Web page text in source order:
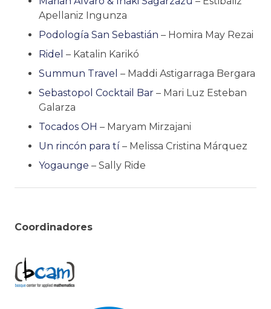
Apellaniz Ingunza
Podología San Sebastián – Homira May Rezai
Ridel – Katalin Karikó
Summun Travel – Maddi Astigarraga Bergara
Sebastopol Cocktail Bar – Mari Luz Esteban
Galarza
Tocados OH – Maryam Mirzajani
Un rincón para tí – Melissa Cristina Márquez
Yogaunge – Sally Ride
Coordinadores